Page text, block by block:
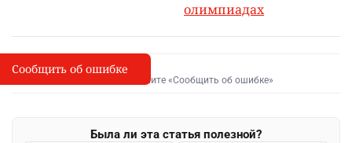
олимпиадах
I
Сообщить об опечатке
Выделите фрагмент и нажмите «Сообщить об ошибке»
Была ли эта статья полезной?
Сообщить об ошибке